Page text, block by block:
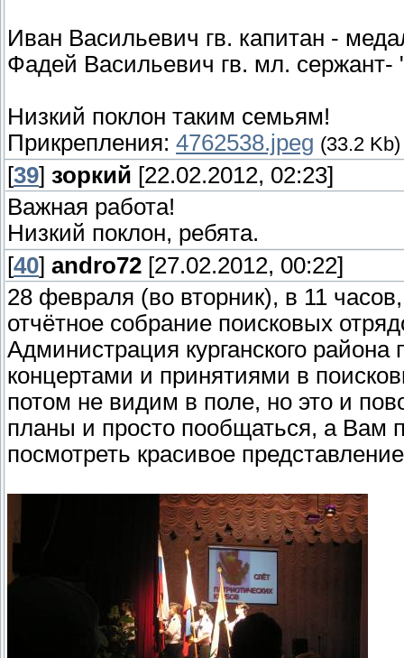
Иван Васильевич гв. капитан -
Фадей Васильевич гв. мл. сержант-
Низкий поклон таким семьям!
Прикрепления: 4762538.jpeg (33.2 Kb)
[39] зоркий [22.02.2012, 02:23]
Важная работа!
Низкий поклон, ребята.
[40] andro72 [27.02.2012, 00:22]
28 февраля (во вторник), в 11
отчётное собрание поисковых
Администрация курганского
концертами и принятиями в
потом не видим в поле, но это и
планы и просто пообщаться, а Вам
посмотреть красивое